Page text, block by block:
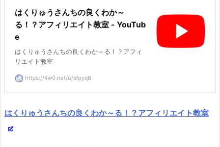
はくりゅうさんちの良くわか～
る！？アフィリエイト教室 - YouTub
e
はくりゅうさんちの良くわか～る！？アフィ
リエイト教室
https://4w0.net/u/afpyq6
はくりゅうさんちの良くわか～る！？アフィリエイト教室